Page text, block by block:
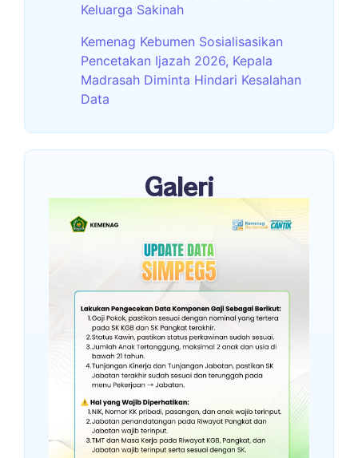
Keluarga Sakinah
Kemenag Kebumen Sosialisasikan
Pencetakan Ijazah 2026, Kepala
Madrasah Diminta Hindari Kesalahan
Data
Galeri